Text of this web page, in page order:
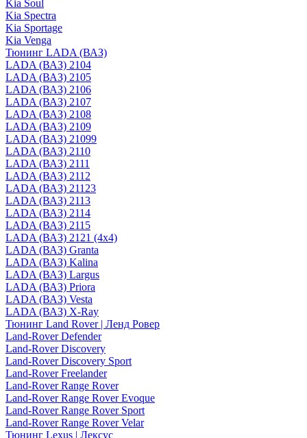
Kia Soul
Kia Spectra
Kia Sportage
Kia Venga
Тюнинг LADA (ВАЗ)
LADA (ВАЗ) 2104
LADA (ВАЗ) 2105
LADA (ВАЗ) 2106
LADA (ВАЗ) 2107
LADA (ВАЗ) 2108
LADA (ВАЗ) 2109
LADA (ВАЗ) 21099
LADA (ВАЗ) 2110
LADA (ВАЗ) 2111
LADA (ВАЗ) 2112
LADA (ВАЗ) 21123
LADA (ВАЗ) 2113
LADA (ВАЗ) 2114
LADA (ВАЗ) 2115
LADA (ВАЗ) 2121 (4x4)
LADA (ВАЗ) Granta
LADA (ВАЗ) Kalina
LADA (ВАЗ) Largus
LADA (ВАЗ) Priora
LADA (ВАЗ) Vesta
LADA (ВАЗ) X-Ray
Тюнинг Land Rover | Ленд Ровер
Land-Rover Defender
Land-Rover Discovery
Land-Rover Discovery Sport
Land-Rover Freelander
Land-Rover Range Rover
Land-Rover Range Rover Evoque
Land-Rover Range Rover Sport
Land-Rover Range Rover Velar
Тюнинг Lexus | Лексус